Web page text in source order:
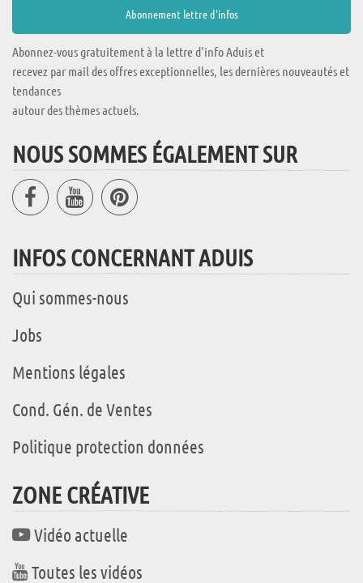
Abonnez-vous gratuitement à la lettre d'info Aduis et
recevez par mail des offres exceptionnelles, les dernières nouveautés et
tendances
autour des thèmes actuels.
NOUS SOMMES ÉGALEMENT SUR
INFOS CONCERNANT ADUIS
Qui sommes-nous
Jobs
Mentions légales
Cond. Gén. de Ventes
Politique protection données
ZONE CRÉATIVE
Vidéo actuelle
Toutes les vidéos